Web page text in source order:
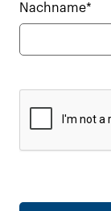
Nachname*